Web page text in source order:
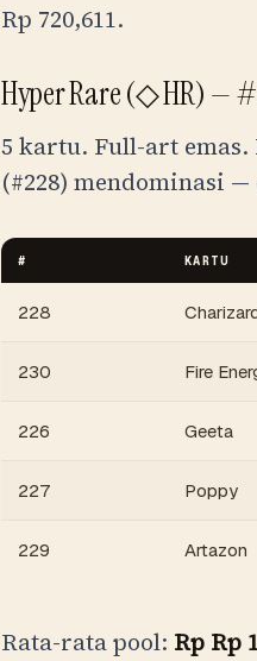
Rp 720,611.
Hyper Rare (◇ HR) —
5 kartu. Full-art emas.
(#228) mendominasi
# KARTU
228
230 Fire
226 Geeta
227 Poppy
229 Artazon
Rata-rata pool: Rp Rp